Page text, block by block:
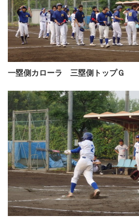
一塁側カローラ 三塁側トップＧ